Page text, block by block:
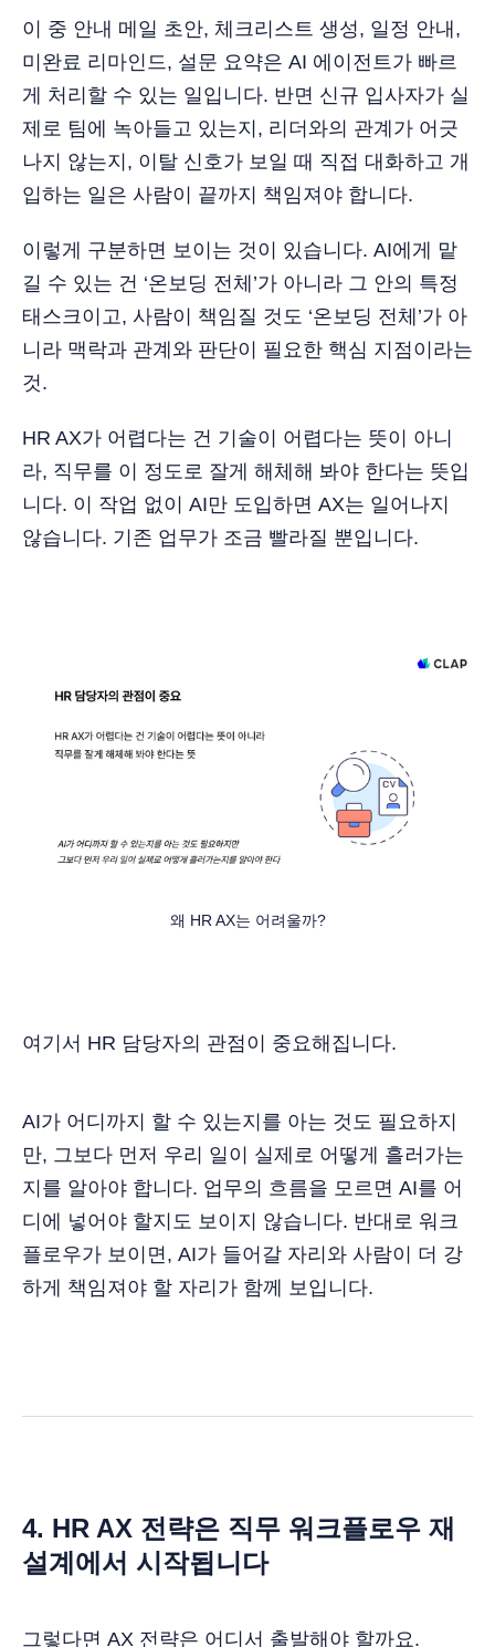
이 중 안내 메일 초안, 체크리스트 생성, 일정 안내,
미완료 리마인드, 설문 요약은 AI 에이전트가 빠르
게 처리할 수 있는 일입니다. 반면 신규 입사자가 실
제로 팀에 녹아들고 있는지, 리더와의 관계가 어긋
나지 않는지, 이탈 신호가 보일 때 직접 대화하고 개
입하는 일은 사람이 끝까지 책임져야 합니다.
이렇게 구분하면 보이는 것이 있습니다. AI에게 맡
길 수 있는 건 ‘온보딩 전체’가 아니라 그 안의 특정
태스크이고, 사람이 책임질 것도 ‘온보딩 전체’가 아
니라 맥락과 관계와 판단이 필요한 핵심 지점이라는
것.
HR AX가 어렵다는 건 기술이 어렵다는 뜻이 아니
라, 직무를 이 정도로 잘게 해체해 봐야 한다는 뜻입
니다. 이 작업 없이 AI만 도입하면 AX는 일어나지
않습니다. 기존 업무가 조금 빨라질 뿐입니다.
왜 HR AX는 어려울까?
여기서 HR 담당자의 관점이 중요해집니다.
AI가 어디까지 할 수 있는지를 아는 것도 필요하지
만, 그보다 먼저 우리 일이 실제로 어떻게 흘러가는
지를 알아야 합니다. 업무의 흐름을 모르면 AI를 어
디에 넣어야 할지도 보이지 않습니다. 반대로 워크
플로우가 보이면, AI가 들어갈 자리와 사람이 더 강
하게 책임져야 할 자리가 함께 보입니다.
4. HR AX 전략은 직무 워크플로우 재
설계에서 시작됩니다
그렇다면 AX 전략은 어디서 출발해야 할까요.